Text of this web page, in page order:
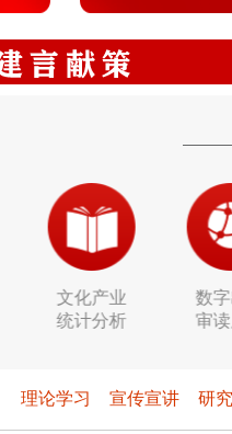
文化产业
统计分析
数
审
理论学习 宣传宣讲 研